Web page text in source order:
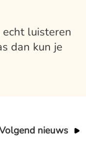
luisteren
dan kun je
nieuws